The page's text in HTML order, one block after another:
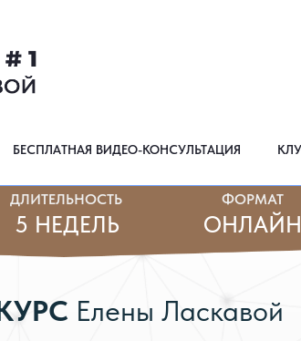
БЕСПЛАТНАЯ ВИДЕО-КОНСУЛЬТАЦИЯ
Елены Ласкавой
ДЛИТЕЛЬНОСТЬ ФОРМАТ
5 НЕДЕЛЬ ОНЛАЙН